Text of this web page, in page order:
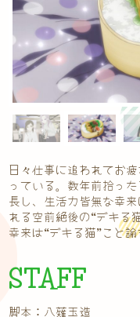
日々仕事に追われてお
っている。数年前拾っ
長し、生活力皆無な幸
れる空前絶後の“デキる
幸来は“デキる猫”こと
STAFF
脚本：八薙玉造